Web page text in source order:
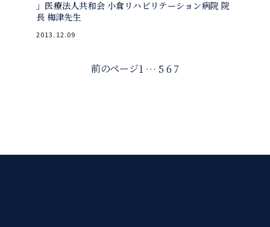
」医療法人共和会 小倉リハビリテーション病院 院
長 梅津先生
2013.12.09
前のページ1 … 5 6 7